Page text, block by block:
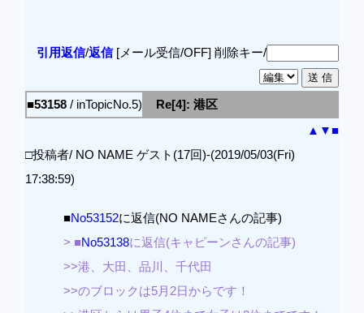
引用返信/返信[メール受信/OFF] 削除キー/
■53158 / inTopicNo.5)
Re[4]: 港区
▲ ▼■
□投稿者/ NO NAME ゲスト(17回)-(2019/05/03(Fri)
17:38:59)
■No53152に返信(NO NAMEさんの記事)
> ■No53138に返信(キャピーンさんの記事)
>>港、大田、品川、千代田
>>のブロックは5月2日からです！